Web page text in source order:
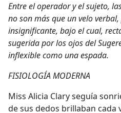
Entre el operador y el sujeto,
no son más que un velo
insignificante, bajo el cual,
sugerida por los ojos del
inflexible como una espada.
FISIOLOGÍA MODERNA
Miss Alicia Clary seguía
de sus dedos brillaban cada